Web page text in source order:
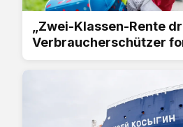
„Zwei-Klassen-Rente
Verbraucherschützer